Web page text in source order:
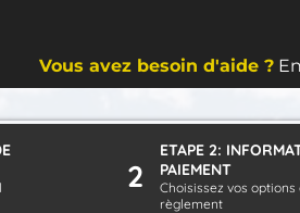
Vous avez besoin d'aide ?
2
ETAPE 2:
PAIEMENT
Choisissez vos options
règlement